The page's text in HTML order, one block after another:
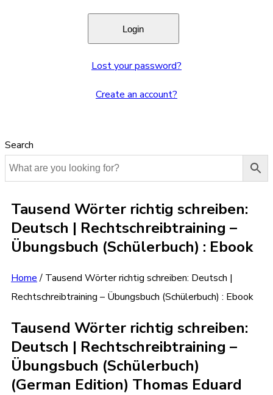
Lost your password?
Create an account?
Search
Tausend Wörter richtig schreiben:
Deutsch | Rechtschreibtraining –
Übungsbuch (Schülerbuch) : Ebook
Home/ Tausend Wörter richtig schreiben: Deutsch |
Rechtschreibtraining – Übungsbuch (Schülerbuch) : Ebook
Tausend Wörter richtig schreiben:
Deutsch | Rechtschreibtraining –
Übungsbuch (Schülerbuch)
(German Edition) Thomas Eduard